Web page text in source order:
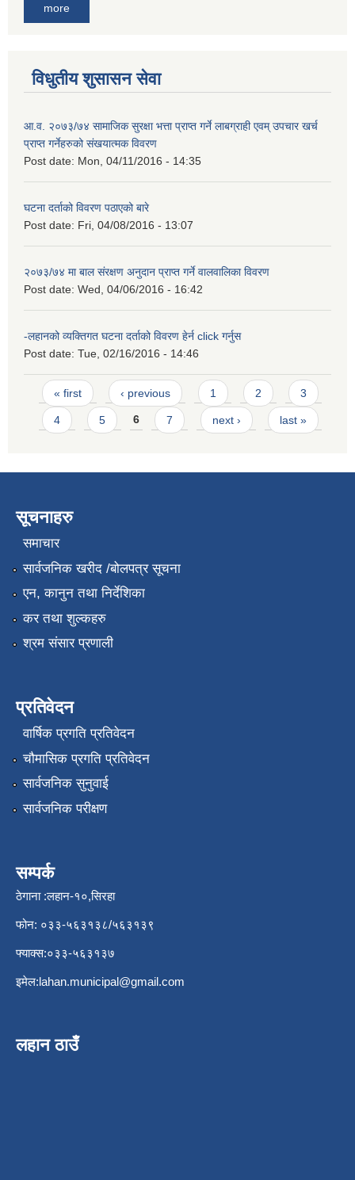
more
विधुतीय शुसासन सेवा
आ.व. २०७३/७४ सामाजिक सुरक्षा भत्ता प्राप्त गर्ने लाबग्राही एवम् उपचार खर्च
प्राप्त गर्नेहरुको संखयात्मक विवरण
Post date: Mon, 04/11/2016 - 14:35
घटना दर्ताको विवरण पठाएको बारे
Post date: Fri, 04/08/2016 - 13:07
२०७३/७४ मा बाल संरक्षण अनुदान प्राप्त गर्ने वालवालिका विवरण
Post date: Wed, 04/06/2016 - 16:42
-लहानको व्यक्तिगत घटना दर्ताको विवरण हेर्न click गर्नुस
Post date: Tue, 02/16/2016 - 14:46
Pages
« first ‹ previous 1 2 3
4 5 6 7 next › last »
सूचनाहरु
समाचार
सार्वजनिक खरीद /बोलपत्र सूचना
एन, कानुन तथा निर्देशिका
कर तथा शुल्कहरु
श्रम संसार प्रणाली
प्रतिवेदन
वार्षिक प्रगति प्रतिवेदन
चौमासिक प्रगति प्रतिवेदन
सार्वजनिक सुनुवाई
सार्वजनिक परीक्षण
सम्पर्क
ठेगाना :लहान-१०,सिरहा
फोन: ०३३-५६३१३८/५६३१३९
फ्याक्स:०३३-५६३१३७
इमेल:lahan.municipal@gmail.com
लहान ठाउँ